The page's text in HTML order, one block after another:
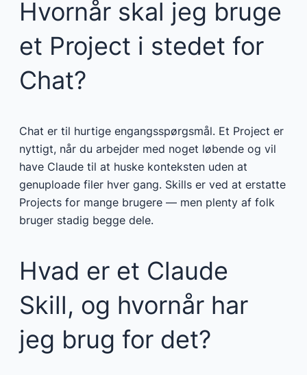
Hvornår skal jeg bruge
et Project i stedet for
Chat?
Chat er til hurtige engangsspørgsmål. Et Project er
nyttigt, når du arbejder med noget løbende og vil
have Claude til at huske konteksten uden at
genuploade filer hver gang. Skills er ved at erstatte
Projects for mange brugere — men plenty af folk
bruger stadig begge dele.
Hvad er et Claude
Skill, og hvornår har
jeg brug for det?